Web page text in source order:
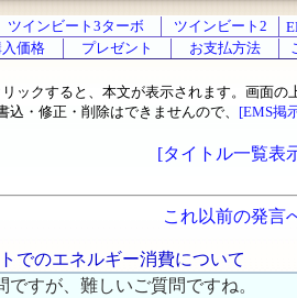
ツインビート3ターボ ツインビート2
価格
プレゼント お支払方法
ックすると、本文が表示されます。画面の
込・修正・削除はできませんので、 [EMS掲
[タイトル一覧表
これ以前の発言
でのエネルギー消費について
ですが、難しいご質問ですね。